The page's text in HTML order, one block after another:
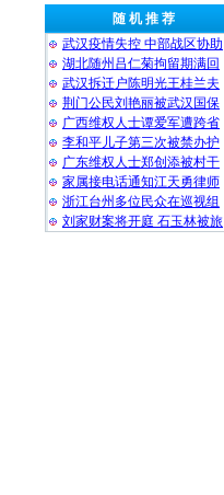
随 机 推 荐
武汉疫情失控 中部战区协助
湖北随州吕仁菊拘留期满回
武汉拆迁户陈明光王桂兰夫
荆门公民刘艳丽被武汉国保
广西维权人士谭爱军遭跨省
李和平儿子第三次被禁办护
广东维权人士郑创添被村干
家属接电话通知江天勇律师
浙江台州多位民众在巡视组
刘家财案将开庭 石玉林被旅